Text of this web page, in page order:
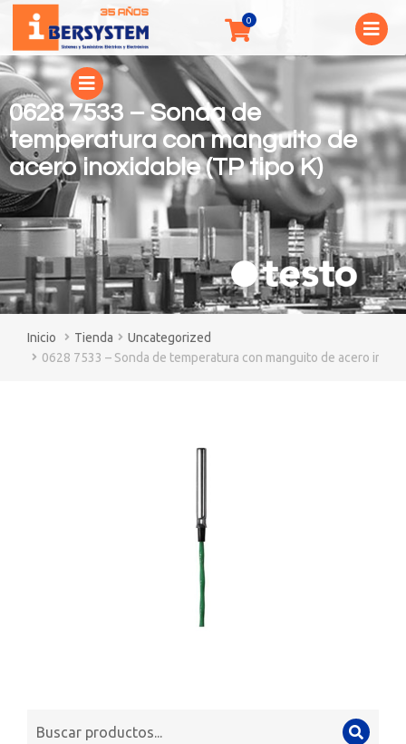
0628 7533 – Sonda de
temperatura con manguito de
acero inoxidable (TP tipo K)
You are here:
Tienda
Uncategorized
0628 7533 – Sonda de temperatura con manguito de acero